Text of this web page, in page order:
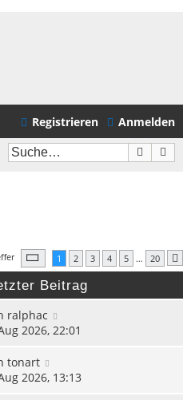
Anmelden
Registrieren
Suche
Seite von 20
1 2 3 4 5 … 20
Beitrag
ralphac
2026, 22:01
tonart
2026, 13:13